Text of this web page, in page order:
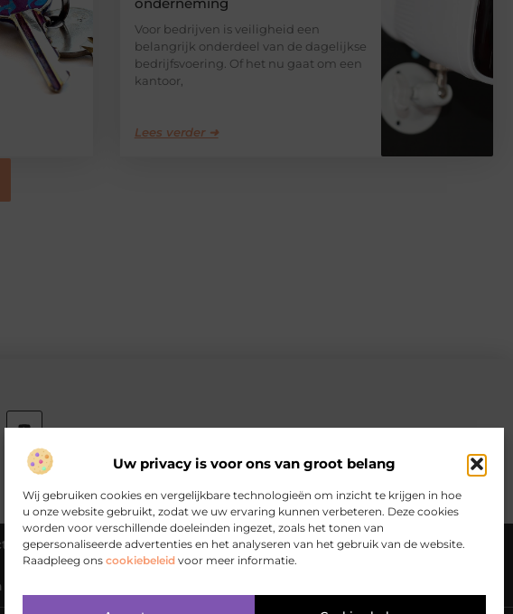
Uw privacy is voor ons van groot belang
Wij gebruiken cookies en vergelijkbare technologieën om inzicht te krijgen in hoe
u onze website gebruikt, zodat we uw ervaring kunnen verbeteren. Deze cookies
worden voor verschillende doeleinden ingezet, zoals het tonen van
gepersonaliseerde advertenties en het analyseren van het gebruik van de website.
Raadpleeg ons cookiebeleid voor meer informatie.
Voor bedrijven is veiligheid een
belangrijk onderdeel van de dagelijkse
bedrijfsvoering. Of het nu gaat om een
kantoor,
Lees verder ➜
Aanmelden Website index Cookiebeleid (EU)
met je website: zo bouw je aan online inkomsten